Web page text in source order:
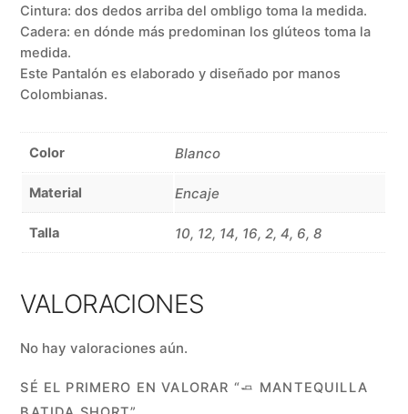
Cintura: dos dedos arriba del ombligo toma la medida.
Cadera: en dónde más predominan los glúteos toma la
medida.
Este Pantalón es elaborado y diseñado por manos
Colombianas.
Color Blanco
Material Encaje
Talla 10, 12, 14, 16, 2, 4, 6, 8
VALORACIONES
No hay valoraciones aún.
SÉ EL PRIMERO EN VALORAR “🧈 MANTEQUILLA